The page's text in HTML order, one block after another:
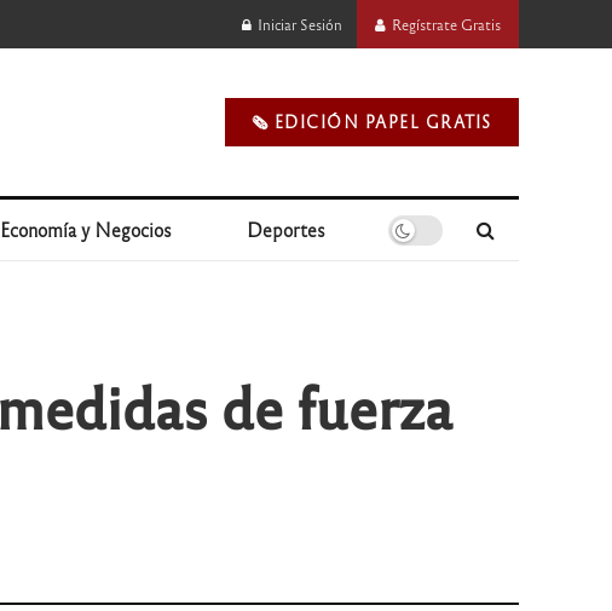
Iniciar Sesión Regístrate Gratis
🗞️ EDICIÓN PAPEL GRATIS
Economía y Negocios Deportes
de fuerza